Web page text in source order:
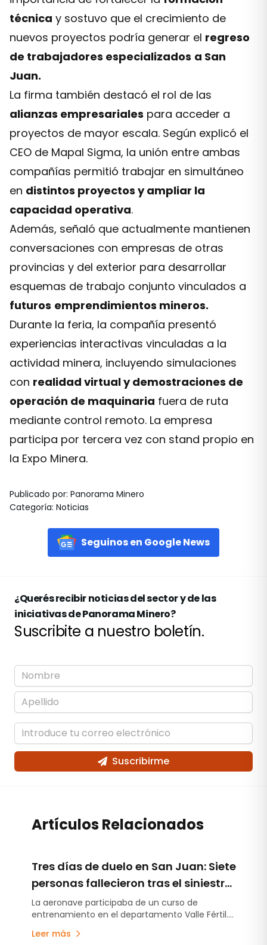
técnica y sostuvo que el crecimiento de
nuevos proyectos podría generar el regreso
de trabajadores especializados a San
Juan.
La firma también destacó el rol de las
alianzas empresariales para acceder a
proyectos de mayor escala. Según explicó el
CEO de Mapal Sigma, la unión entre ambas
compañías permitió trabajar en simultáneo
en distintos proyectos y ampliar la
capacidad operativa.
Además, señaló que actualmente mantienen
conversaciones con empresas de otras
provincias y del exterior para desarrollar
esquemas de trabajo conjunto vinculados a
futuros emprendimientos mineros.
Durante la feria, la compañía presentó
experiencias interactivas vinculadas a la
actividad minera, incluyendo simulaciones
con realidad virtual y demostraciones de
operación de maquinaria fuera de ruta
mediante control remoto. La empresa
participa por tercera vez con stand propio en
la Expo Minera.
Publicado por: Panorama Minero
Categoría: Noticias
Seguinos en Google News
¿Querés recibir noticias del sector y de las
iniciativas de Panorama Minero?
Suscribite a nuestro boletín.
Suscribirme
Artículos Relacionados
Tres días de duelo en San Juan: Siete
personas fallecieron tras el siniestro
de un helicóptero durante una
capacitación para combatir
incendios forestales
La aeronave participaba de un curso de
entrenamiento en el departamento Valle Fértil.
Protección Civil, Bomberos y la Policía de San
Leer más